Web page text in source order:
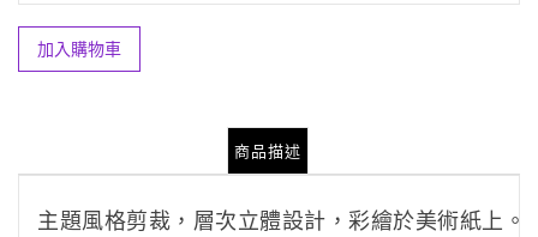
加入購物車
商品描述
主題風格剪裁，層次立體設計， 彩繪於美術紙上。